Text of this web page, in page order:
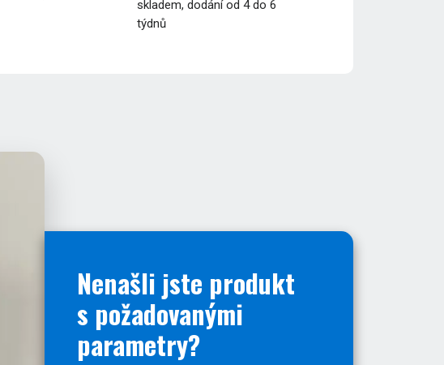
skladem, dodání od 4 do 6
týdnů
Nenašli jste produkt
s požadovanými
parametry?